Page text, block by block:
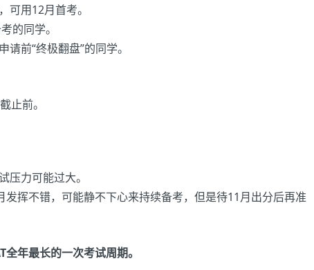
可用12月首考。
的同学。
前“终极翻盘”的同学。
止前。
压力可能过大。
挥不错，可能静不下心来持续备考，但是待11月出分后再准
年最长的一次考试周期。